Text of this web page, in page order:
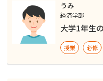
うみ
経済学部
大学1年生
授業 必修